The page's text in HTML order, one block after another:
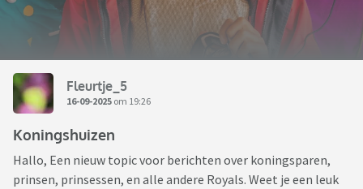
Fleurtje_5
16-09-2025 om 19:26
Koningshuizen
Hallo, Een nieuw topic voor berichten over koningsparen,
prinsen, prinsessen, en alle andere Royals. Weet je een leuk